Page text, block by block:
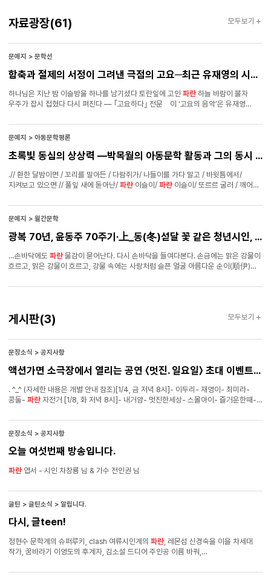
자료광장(61)
문예지 > 문학선
함축과 절제의 서정이 그려낸 극점의 고요─최근 유재영의 시집들의 미학─
하나님은 지난 밤 이슬방울 하나를 남기셨다 토란잎에 고인 파란 하늘 바람이 불자
우주가 잡시 접혔다 다시 펴진다 ― ｢고요하다｣ 전문 이 ‘고요의 음악’은 유재영
남긴 “이슬방울 하나” 속에 온 우주가 깃들여 있다. 그리고 “토란잎에//고인//파란
하늘”은 우주 그 자체로 나 타난다. 그렇게 바람이 불자 잠시 접혔다 펴지는 ‘우주’는
(神聖)에 가장 근접한 형식임을 알려준다. 그리고 고요에 한없이 근접한 미학을 통해
이루어진다는 것을 선명하게 보여준다.
문예지 > 아동문학평론
초록빛 동심의 상상력 —박목월의 아동문학 활동과 그의 동시 세계
.// 환한 달밤이면 / 꼬리를 말아든 / 다람쥐가/ 나들이를 가다 말고 / 바윗틈에서/
지켜보고 있으면 // 풀잎 새에 돋아난/ 파란 이슬이/ 파란 이슬이/ 또르르 굴러 / 깨어진
1988. 3. 「깨어진 새알 껍지」는 박목월의 유작 동시 24편 가운데 1편이다. 풀잎으로
뒤덮여 있는 나뭇가지 속, 풀잎이 뒤엉킨 풀밭 덤불, 이슬이 내리는 새벽어둠 속에서
알에서 나온새는 껍질을 버려두 고 땅을 박차고 날아간다. 「산새알 물새알」이 ‘생명
희고, 둥글고, 그 속이 꽉 차 있던 새알은 이제 빈 허물 “껍지”가 된 채 비어 있다.
생명이 날갯짓하 며 날아간 뒤다.
문예지 > 월간문학
광복 70년, 윤동주 70주기·上_동(冬)섣달 꽃 같은 청년시인, 연심을 품었다
…손바닥에도 파란 물감이 묻어난다. 다시 손바닥을 들여다본다. 손금에는 맑은 강물이
흐르고, 맑은 강물이 흐르고, 강물 속에는 사랑처럼 슬픈 얼굴 아름다운 순이(順伊)의
얼굴 아름다운 순이(順伊)의 얼굴은 어린다. — 「소년」부분 소년 화자가 순이를
얼비치는 순이의 모습은 그리움의 심원한 대상이다. 이를 가리켜 ‘잃어버린 조국’으로
치부해 버린다면, 이것이야말로 무책임할 뿐더러 매우 얕은 가치로 매겨질 수밖에 없는
것이다. 시편 「소년」은 윤동주 발(發) 사랑노래의 가편(佳篇)이요, 명편으로 평가돼야
한다.
자료광장
모두보기
게시판(3)
문장소식 > 공지사항
액션가면 소극장에서 열리는 공연 〈멋진. 일요일〉 초대 이벤트 당첨자 명단입니다.
. ^_^ (자세한 내용은 개별 안내 참조)[1/4, 금 저녁 8시]- 이두리- 재영이- 최미라-
콩둘- 파란 자전거 [1/8, 화 저녁 8시]- 내거얌- 멋진한세상- 스몰아이- 즐거운한때-
저녁 8시]- 다름이- 빅드리머- 샘솔- 신원석- 하늘땅만큼
문장소식 > 공지사항
오늘 여섯번째 방송입니다.
파란 엽서 - 시인 차창룡 님 & 가수 전인권 님
글틴 > 글틴소식 > 알립니다.
다시, 글teen!
정현수 문학계의 슈퍼루키, clash 여류시인계의 파란 , 레몬섬 신경숙을 이을 차세대
작가, 꿈바라기 이영도의 후계자, 김소설 드디어 주인공 이름 바꿔,
지금껏 이어왔습니다. 그렇게 때문에 저희는 막연히 바라던 좋은 글을 쓰는 사람들이
게시판
모두보기